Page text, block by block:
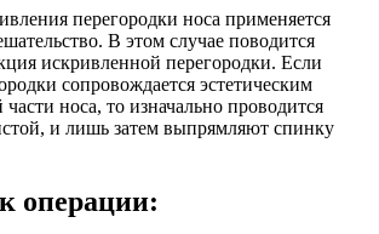
перегородки носа применяется
В этом случае поводится
искривленной перегородки. Если
сопровождается эстетическим
носа, то изначально проводится
и лишь затем выпрямляют спинку
операции: